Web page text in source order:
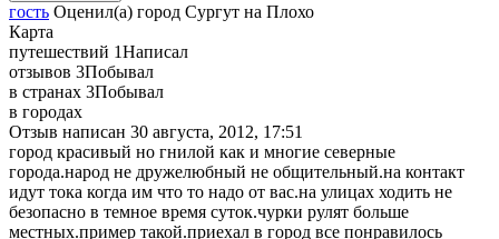
гость Оценил(а) город Сургут на Плохо
Карта
путешествий 1Написал
отзывов 3Побывал
в странах 3Побывал
в городах
Отзыв написан 30 августа, 2012, 17:51
город красивый но гнилой как и многие северные
города.народ не дружелюбный не общительный.на контакт
идут тока когда им что то надо от вас.на улицах ходить не
безопасно в темное время суток.чурки рулят больше
местных.пример такой.приехал в город все понравилось